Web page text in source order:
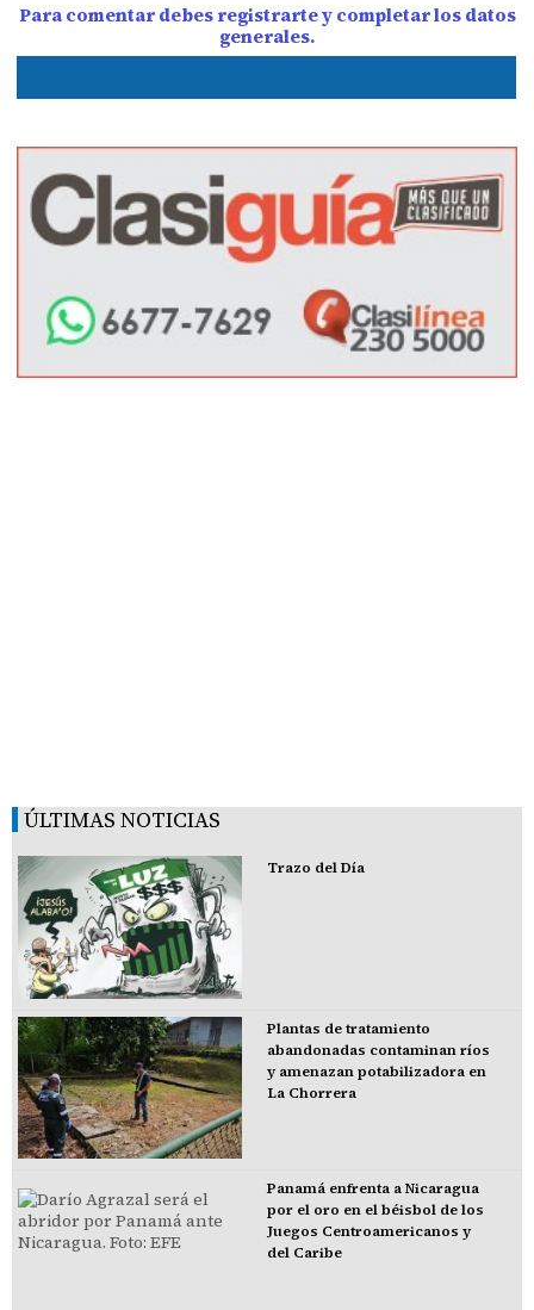
Para comentar debes registrarte y completar los datos
generales.
ÚLTIMAS NOTICIAS
Trazo del Día
Plantas de tratamiento
abandonadas contaminan ríos
y amenazan potabilizadora en
La Chorrera
Panamá enfrenta a Nicaragua
por el oro en el béisbol de los
Juegos Centroamericanos y
del Caribe